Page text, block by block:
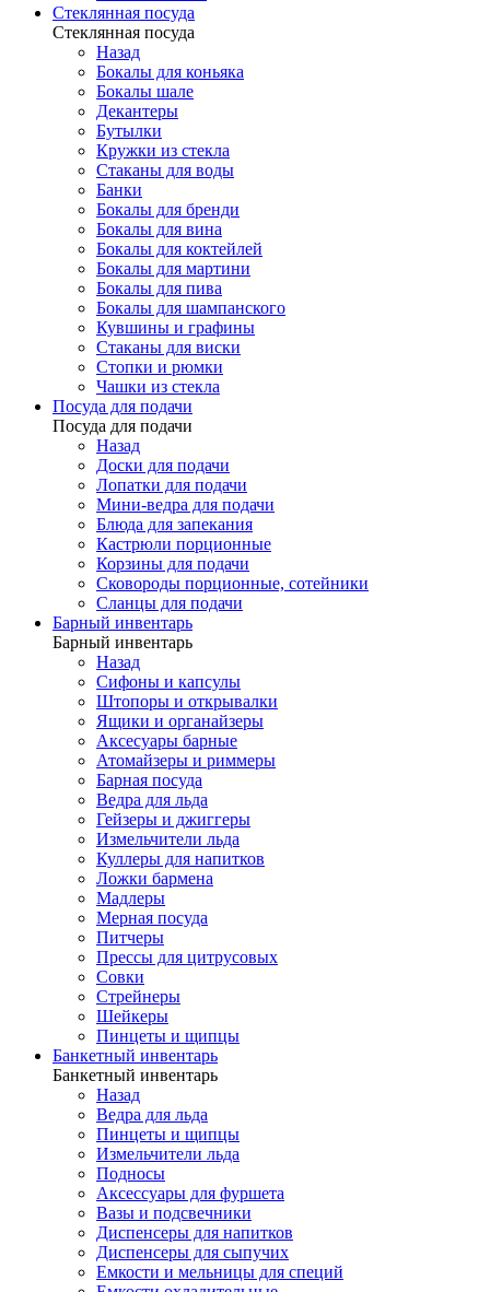
Стеклянная посуда
Стеклянная посуда
Назад
Бокалы для коньяка
Бокалы шале
Декантеры
Бутылки
Кружки из стекла
Стаканы для воды
Банки
Бокалы для бренди
Бокалы для вина
Бокалы для коктейлей
Бокалы для мартини
Бокалы для пива
Бокалы для шампанского
Кувшины и графины
Стаканы для виски
Стопки и рюмки
Чашки из стекла
Посуда для подачи
Посуда для подачи
Назад
Доски для подачи
Лопатки для подачи
Мини-ведра для подачи
Блюда для запекания
Кастрюли порционные
Корзины для подачи
Сковороды порционные, сотейники
Сланцы для подачи
Барный инвентарь
Барный инвентарь
Назад
Сифоны и капсулы
Штопоры и открывалки
Ящики и органайзеры
Аксесуары барные
Атомайзеры и риммеры
Барная посуда
Ведра для льда
Гейзеры и джиггеры
Измельчители льда
Куллеры для напитков
Ложки бармена
Мадлеры
Мерная посуда
Питчеры
Прессы для цитрусовых
Совки
Стрейнеры
Шейкеры
Пинцеты и щипцы
Банкетный инвентарь
Банкетный инвентарь
Назад
Ведра для льда
Пинцеты и щипцы
Измельчители льда
Подносы
Аксессуары для фуршета
Вазы и подсвечники
Диспенсеры для напитков
Диспенсеры для сыпучих
Емкости и мельницы для специй